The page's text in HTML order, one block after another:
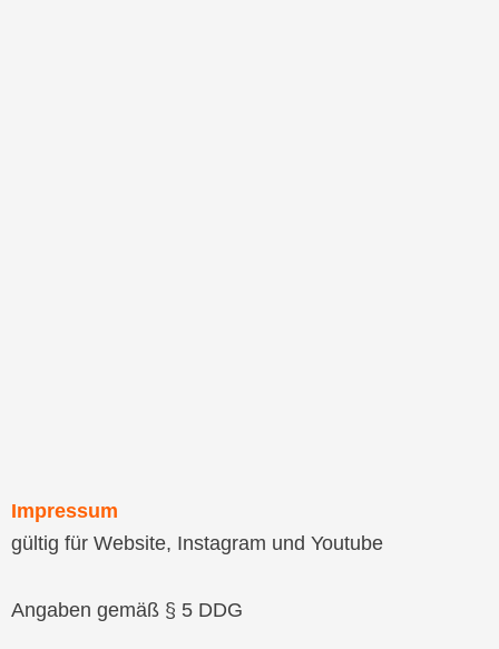
Impressum
gültig für Website, Instagram und Youtube
Angaben gemäß § 5 DDG